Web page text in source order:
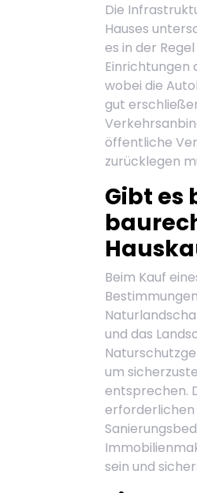
Die
Hauses
es in der
Einrichtungen
wobei die
gut
öffentliche
zurücklegen
Gibt es
Beim Kauf
und das
um
entsprechen.
erforderlichen
sein und